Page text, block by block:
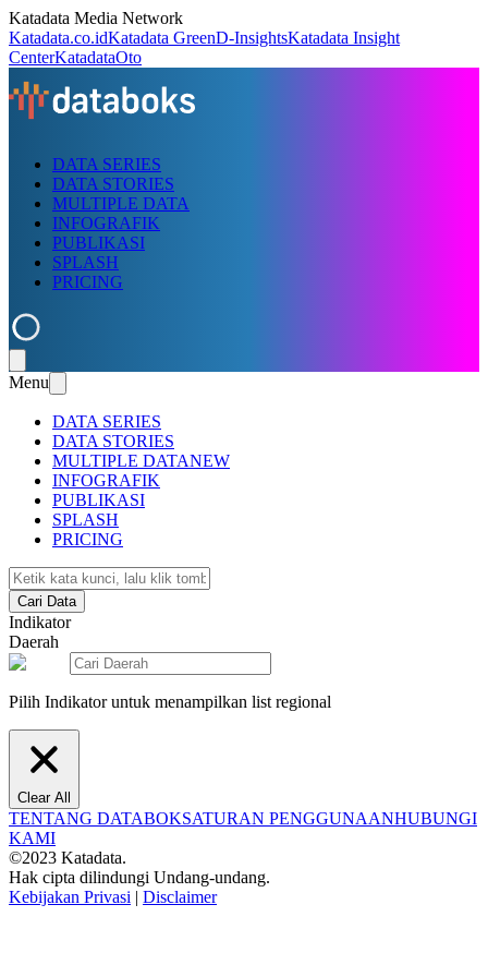
Katadata Media Network
Katadata.co.idKatadata GreenD-InsightsKatadata Insight
CenterKatadataOto
DATA SERIES
DATA STORIES
MULTIPLE DATA
INFOGRAFIK
PUBLIKASI
SPLASH
PRICING
Menu
DATA SERIES
DATA STORIES
MULTIPLE DATANEW
INFOGRAFIK
PUBLIKASI
SPLASH
PRICING
Cari Data
Indikator
Daerah
Pilih Indikator untuk menampilkan list regional
Clear All
TENTANG DATABOKSATURAN PENGGUNAANHUBUNGI
KAMI
©2023 Katadata.
Hak cipta dilindungi Undang-undang.
Kebijakan Privasi | Disclaimer